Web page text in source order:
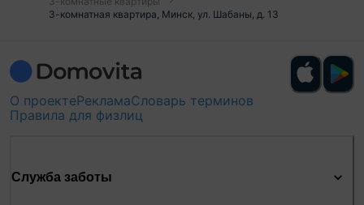
3-комнатная квартира, Минск, ул. Шабаны, д. 13
О проектеРекламаСловарь терминов
Правила для физлиц
Служба заботы